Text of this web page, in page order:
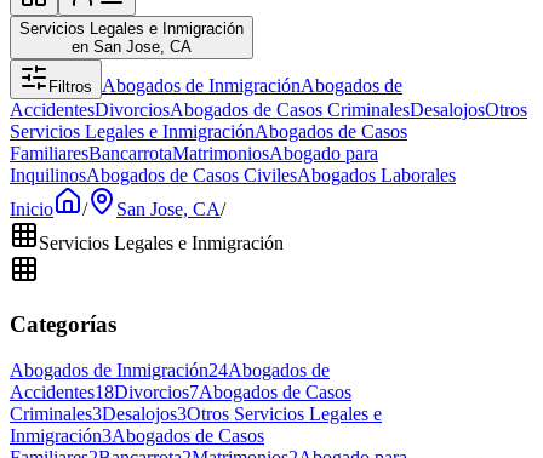
Servicios Legales e Inmigración
en San Jose, CA
Filtros Abogados de InmigraciónAbogados de
AccidentesDivorciosAbogados de Casos CriminalesDesalojosOtros
Servicios Legales e InmigraciónAbogados de Casos
FamiliaresBancarrotaMatrimoniosAbogado para
InquilinosAbogados de Casos CivilesAbogados Laborales
Inicio
/ San Jose, CA/
Servicios Legales e Inmigración
Categorías
Abogados de Inmigración24Abogados de
Accidentes18Divorcios7Abogados de Casos
Criminales3Desalojos3Otros Servicios Legales e
Inmigración3Abogados de Casos